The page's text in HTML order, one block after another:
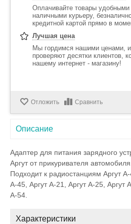
Оплачивайте товары
наличными курьеру,
кредитной картой прямо в
Лучшая цена
Мы гордимся нашими ценами,
проверяют десятки клиентов,
нашему интернет - магазину!
Отложить Сравнить
Описание
Адаптер для питания зарядного
Аргут от прикуривателя автомобиля.
Подходит к радиостанциям Аргут
А-45, Аргут А-21, Аргут А-25, Аргут
А-54.
Характеристики